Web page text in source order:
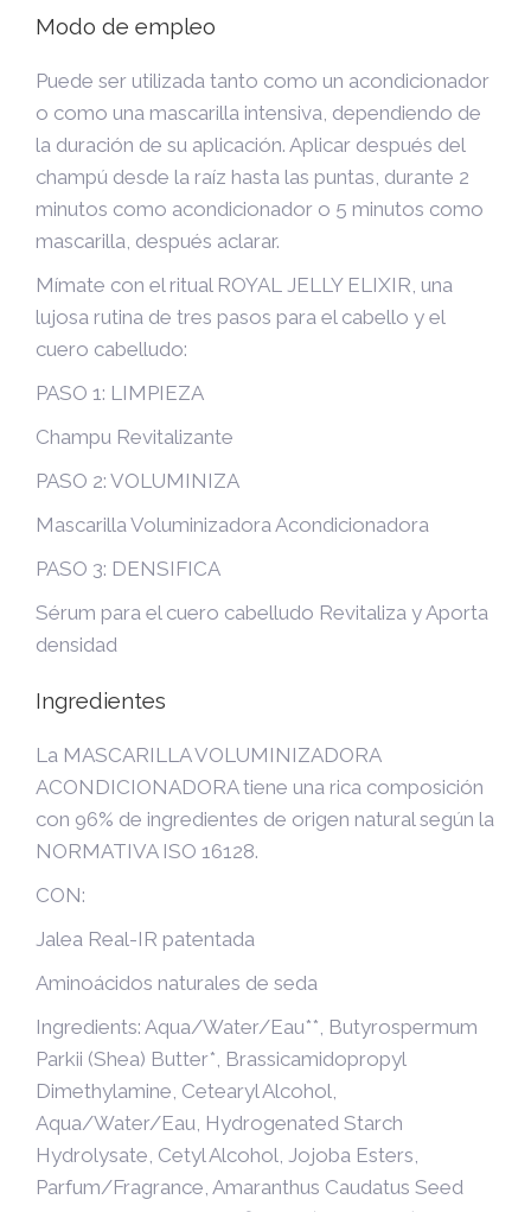
Modo de empleo
Puede ser utilizada tanto como un acondicionador
o como una mascarilla intensiva, dependiendo de
la duración de su aplicación. Aplicar después del
champú desde la raíz hasta las puntas, durante 2
minutos como acondicionador o 5 minutos como
mascarilla, después aclarar.
Mímate con el ritual ROYAL JELLY ELIXIR, una
lujosa rutina de tres pasos para el cabello y el
cuero cabelludo:
PASO 1: LIMPIEZA
Champu Revitalizante
PASO 2: VOLUMINIZA
Mascarilla Voluminizadora Acondicionadora
PASO 3: DENSIFICA
Sérum para el cuero cabelludo Revitaliza y Aporta
densidad
Ingredientes
La MASCARILLA VOLUMINIZADORA
ACONDICIONADORA tiene una rica composición
con 96% de ingredientes de origen natural según la
NORMATIVA ISO 16128.
CON:
Jalea Real-IR patentada
Aminoácidos naturales de seda
Ingredients: Aqua/Water/Eau**, Butyrospermum
Parkii (Shea) Butter*, Brassicamidopropyl
Dimethylamine, Cetearyl Alcohol,
Aqua/Water/Eau, Hydrogenated Starch
Hydrolysate, Cetyl Alcohol, Jojoba Esters,
Parfum/Fragrance, Amaranthus Caudatus Seed